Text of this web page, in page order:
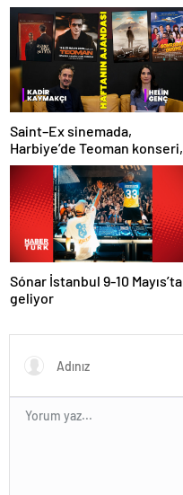
Saint–Ex sinemada,
Harbiye’de Teoman konseri,
sahnede İçimizdeki Şeytan!
İşte kültür sanat ajandası
Sónar İstanbul 9-10 Mayıs’ta
geliyor